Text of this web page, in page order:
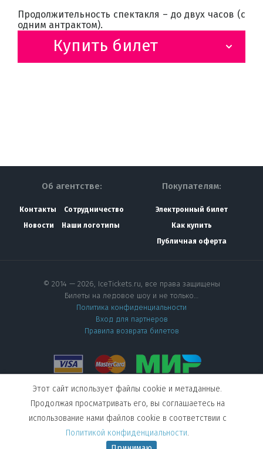
Продолжительность спектакля – до двух часов (с
одним антрактом).
Купить билет
Об агентстве:
Контакты
Сотрудничество
Новости
Наши логотипы
Покупателям:
Электронный билет
Как купить
Публичная оферта
© 2014 — 2026, IceTickets.ru, все права защищены
Билеты на ледовое шоу и не только…
Политика конфиденциальности
Вход для партнеров
Правила возврата билетов
Мы в социальных сетях
Создание сайта—
студия Visual Web
Этот сайт использует файлы cookie и метаданные.
Продолжая просматривать его, вы соглашаетесь на
использование нами файлов cookie в соответствии с
Политикой конфиденциальности.